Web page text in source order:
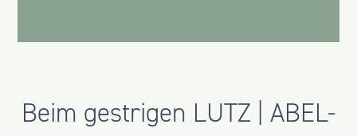
Beim gestrigen LUTZ | ABEL-